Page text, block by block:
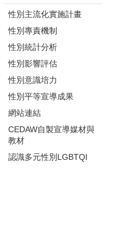
性別主流化實施計畫
性別專責機制
性別統計分析
性別影響評估
性別意識培力
性別平等宣導成果
網站連結
CEDAW自製宣導媒材與
教材
認識多元性別LGBTQI